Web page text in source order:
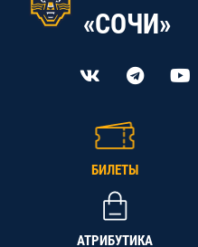
«СОЧИ»
БИЛЕТЫ
АТРИБУТИКА